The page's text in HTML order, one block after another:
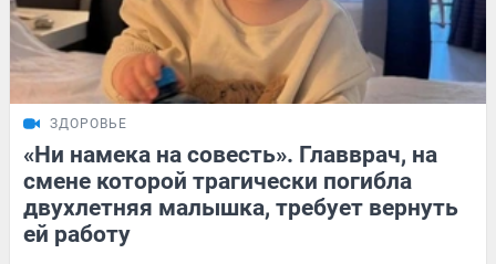
ЗДОРОВЬЕ
«Ни намека на совесть». Главврач, на
смене которой трагически погибла
двухлетняя малышка, требует вернуть
ей работу